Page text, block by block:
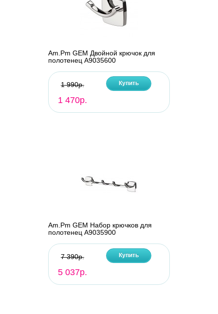
Am.Pm GEM Двойной крючок для
полотенец A9035600
1 990р.
1 470р.
Купить
Am.Pm GEM Набор крючков для
полотенец A9035900
7 390р.
5 037р.
Купить